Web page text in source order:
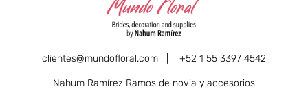
clientes@mundofloral.com | +52 1 55 3397 4542
Nahum Ramírez Ramos de novia y accesorios